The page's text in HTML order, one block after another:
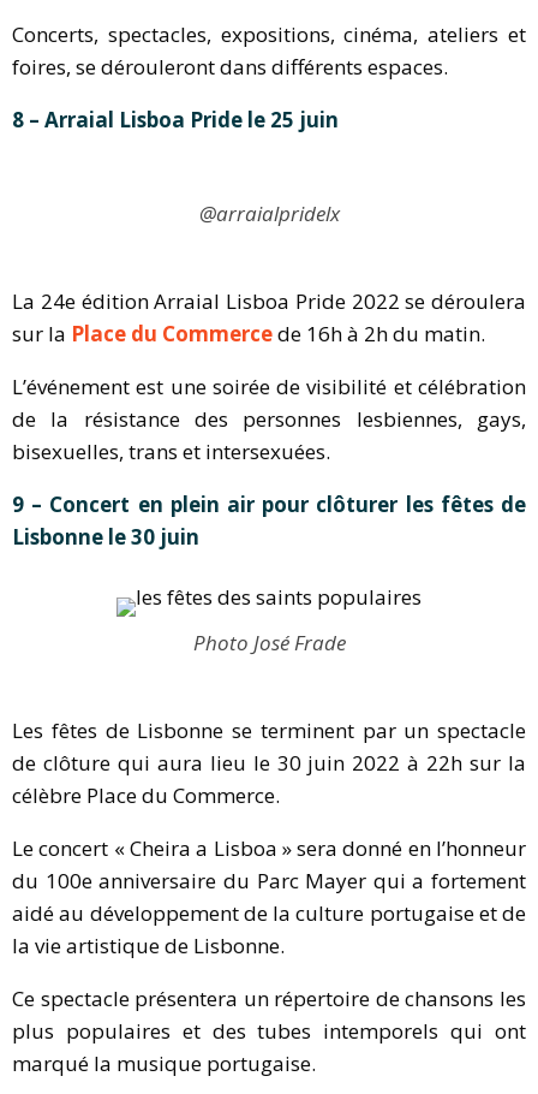
Concerts, spectacles, expositions, cinéma, ateliers et
foires, se dérouleront dans différents espaces.
8 – Arraial Lisboa Pride le 25 juin
@arraialpridelx
La 24e édition Arraial Lisboa Pride 2022 se déroulera
sur la Place du Commercede 16h à 2h du matin.
L’événement est une soirée de visibilité et célébration
de la résistance des personnes lesbiennes, gays,
bisexuelles, trans et intersexuées.
9 – Concert en plein air pour clôturer les fêtes de
Lisbonne le 30 juin
Photo José Frade
Les fêtes de Lisbonne se terminent par un spectacle
de clôture qui aura lieu le 30 juin 2022 à 22h sur la
célèbre Place du Commerce.
Le concert « Cheira a Lisboa » sera donné en l’honneur
du 100e anniversaire du Parc Mayer qui a fortement
aidé au développement de la culture portugaise et de
la vie artistique de Lisbonne.
Ce spectacle présentera un répertoire de chansons les
plus populaires et des tubes intemporels qui ont
marqué la musique portugaise.